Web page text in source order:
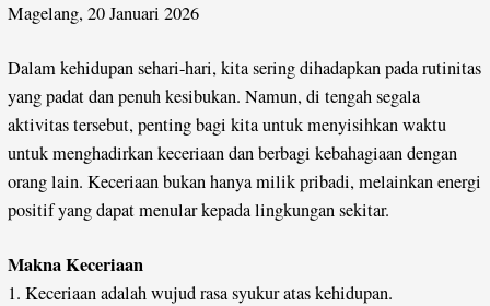
Magelang, 20 Januari 2026
Dalam kehidupan sehari-hari, kita sering dihadapkan pada rutinitas
yang padat dan penuh kesibukan. Namun, di tengah segala
aktivitas tersebut, penting bagi kita untuk menyisihkan waktu
untuk menghadirkan keceriaan dan berbagi kebahagiaan dengan
orang lain. Keceriaan bukan hanya milik pribadi, melainkan energi
positif yang dapat menular kepada lingkungan sekitar.
Makna Keceriaan
1. Keceriaan adalah wujud rasa syukur atas kehidupan.